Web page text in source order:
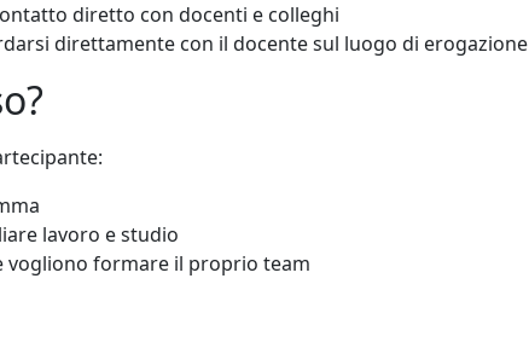
diretto con docenti e colleghi
direttamente con il docente sul luogo di erogazione
lavoro e studio
vogliono formare il proprio team